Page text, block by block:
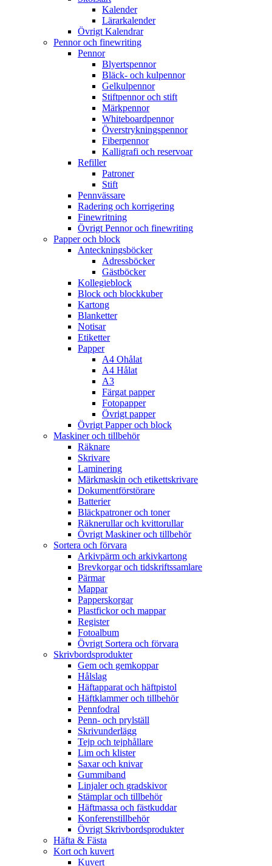
Kalender
Lärarkalender
Övrigt Kalendrar
Pennor och finewriting
Pennor
Blyertspennor
Bläck- och kulpennor
Gelkulpennor
Stiftpennor och stift
Märkpennor
Whiteboardpennor
Överstrykningspennor
Fiberpennor
Kalligrafi och reservoar
Refiller
Patroner
Stift
Pennvässare
Radering och korrigering
Finewritning
Övrigt Pennor och finewriting
Papper och block
Anteckningsböcker
Adressböcker
Gästböcker
Kollegieblock
Block och blockkuber
Kartong
Blanketter
Notisar
Etiketter
Papper
A4 Ohålat
A4 Hålat
A3
Färgat papper
Fotopapper
Övrigt papper
Övrigt Papper och block
Maskiner och tillbehör
Räknare
Skrivare
Laminering
Märkmaskin och etikettskrivare
Dokumentförstörare
Batterier
Bläckpatroner och toner
Räknerullar och kvittorullar
Övrigt Maskiner och tillbehör
Sortera och förvara
Arkivpärm och arkivkartong
Brevkorgar och tidskriftssamlare
Pärmar
Mappar
Papperskorgar
Plastfickor och mappar
Register
Fotoalbum
Övrigt Sortera och förvara
Skrivbordsprodukter
Gem och gemkoppar
Hålslag
Häftapparat och häftpistol
Häftklammer och tillbehör
Pennfodral
Penn- och prylställ
Skrivunderlägg
Tejp och tejphållare
Lim och klister
Saxar och knivar
Gummiband
Linjaler och gradskivor
Stämplar och tillbehör
Häftmassa och fästkuddar
Konferenstillbehör
Övrigt Skrivbordsprodukter
Häfta & Fästa
Kort och kuvert
Kuvert